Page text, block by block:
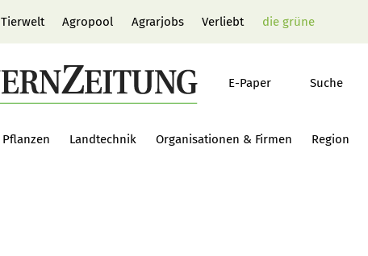
Tierwelt Agropool Agrarjobs Verliebt die grüne
E-Paper Suche
Pflanzen Landtechnik Organisationen & Firmen Region